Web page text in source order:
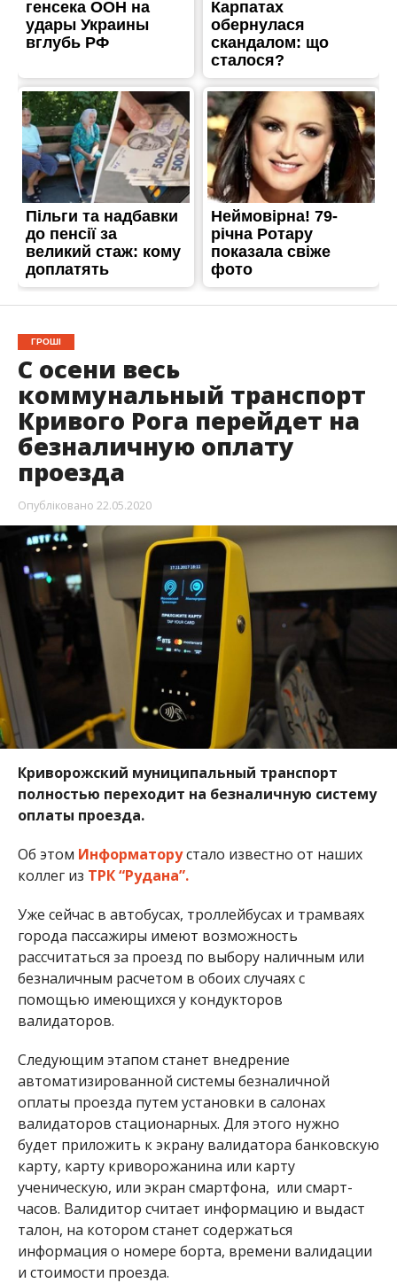
ГРОШІ
С осени весь
коммунальный транспорт
Кривого Рога перейдет на
безналичную оплату
проезда
Опубліковано 22.05.2020
Криворожский муниципальный транспорт
полностью переходит на безналичную систему
оплаты проезда.
Об этом Информаторустало известно от наших
коллег из ТРК “Рудана”.
Уже сейчас в автобусах, троллейбусах и трамваях
города пассажиры имеют возможность
рассчитаться за проезд по выбору наличным или
безналичным расчетом в обоих случаях с
помощью имеющихся у кондукторов
валидаторов.
Следующим этапом станет внедрение
автоматизированной системы безналичной
оплаты проезда путем установки в салонах
валидаторов стационарных. Для этого нужно
будет приложить к экрану валидатора банковскую
карту, карту криворожанина или карту
ученическую, или экран смартфона, или смарт-
часов. Валидитор считает информацию и выдаст
талон, на котором станет содержаться
информация о номере борта, времени валидации
и стоимости проезда.